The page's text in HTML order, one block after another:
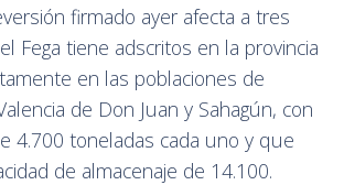
firmado ayer afecta a tres
Fega tiene adscritos en la provincia
en las poblaciones de
de Don Juan y Sahagún, con
4.700 toneladas cada uno y que
de almacenaje de 14.100.